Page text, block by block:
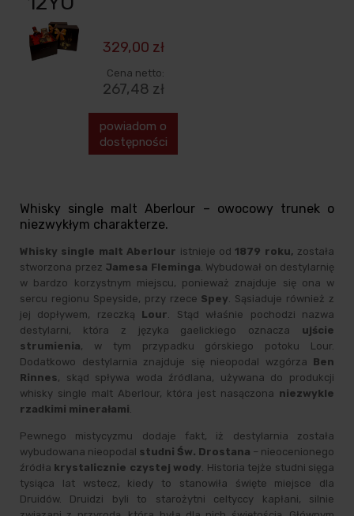
329,00 zł
Cena netto:
267,48 zł
powiadom o
dostępności
Whisky single malt Aberlour – owocowy trunek o
niezwykłym charakterze.
Whisky single malt Aberlour istnieje od 1879 roku, została
stworzona przez Jamesa Fleminga . Wybudował on destylarnię
w bardzo korzystnym miejscu, ponieważ znajduje się ona w
sercu regionu Speyside, przy rzece Spey . Sąsiaduje również z
jej dopływem, rzeczką Lour . Stąd właśnie pochodzi nazwa
destylarni, która z języka gaelickiego oznacza ujście
strumienia, w tym przypadku górskiego potoku Lour.
Dodatkowo destylarnia znajduje się nieopodal wzgórza Ben
Rinnes, skąd spływa woda źródlana, używana do produkcji
whisky single malt Aberlour, która jest nasączona niezwykle
rzadkimi minerałami
Pewnego mistycyzmu dodaje fakt, iż destylarnia została
wybudowana nieopodal studni Św. Drostana – nieocenionego
źródła krystalicznie czystej wody . Historia tejże studni sięga
tysiąca lat wstecz, kiedy to stanowiła święte miejsce dla
Druidów. Druidzi byli to starożytni celtyccy kapłani, silnie